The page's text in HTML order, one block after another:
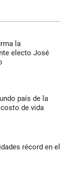
la
electo José
país de la
de vida
récord en el